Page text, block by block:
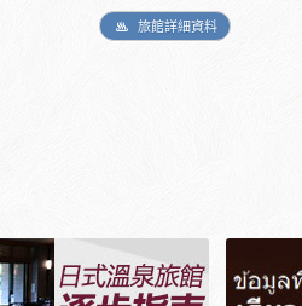
旅館詳細資料